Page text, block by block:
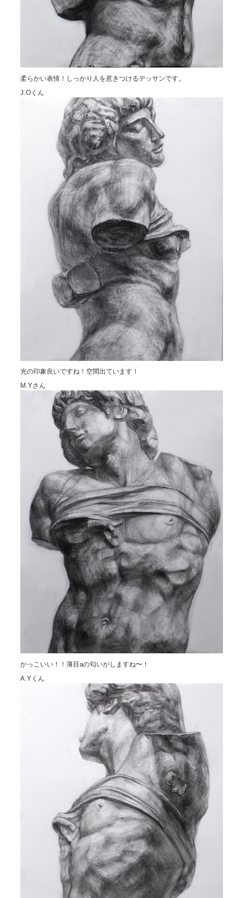
柔らかい表情！しっかり人を惹きつけるデッサンです。
J.Oくん
光の印象良いですね！空間出ています！
M.Yさん
かっこいい！！薄目aの匂いがしますね〜！
A.Yくん